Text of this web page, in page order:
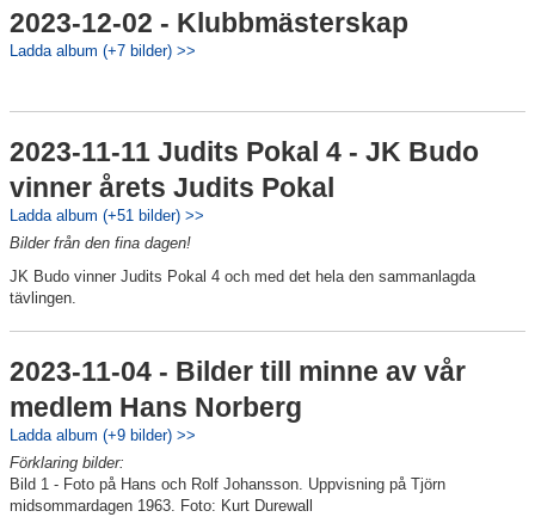
2023-12-02 - Klubbmästerskap
Ladda album (+7 bilder) >>
2023-11-11 Judits Pokal 4 - JK Budo
vinner årets Judits Pokal
Ladda album (+51 bilder) >>
Bilder från den fina dagen!
JK Budo vinner Judits Pokal 4 och med det hela den sammanlagda
tävlingen.
2023-11-04 - Bilder till minne av vår
medlem Hans Norberg
Ladda album (+9 bilder) >>
Förklaring bilder:
Bild 1 - Foto på Hans och Rolf Johansson. Uppvisning på Tjörn
midsommardagen 1963. Foto: Kurt Durewall